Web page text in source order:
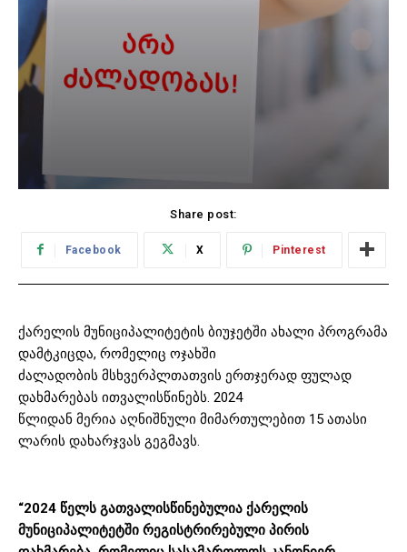
Share post:
Facebook X Pinterest
ქარელის მუნიციპალიტეტის ბიუჯეტში ახალი პროგრამა
დამტკიცდა, რომელიც ოჯახში
ძალადობის მსხვერპლთათვის ერთჯერად ფულად
დახმარებას ითვალისწინებს. 2024
წლიდან მერია აღნიშნული მიმართულებით 15 ათასი
ლარის დახარჯვას გეგმავს.
“2024 წელს გათვალისწინებულია ქარელის
მუნიციპალიტეტში რეგისტრირებული პირის